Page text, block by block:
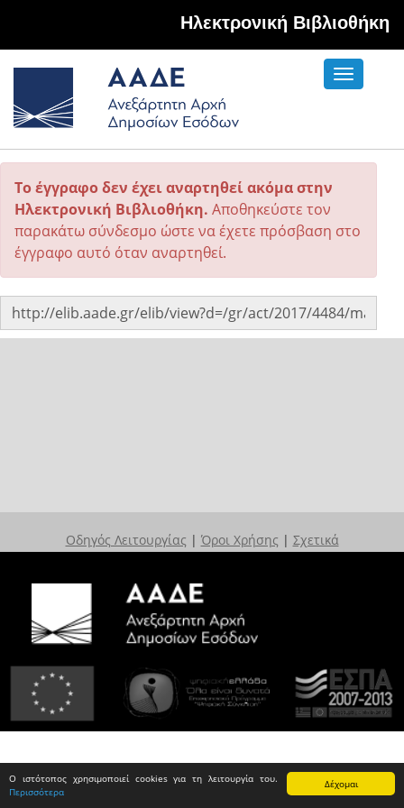
Δέχομαι
Ο ιστότοπος χρησιμοποιεί cookies για τη λειτουργία του.
Περισσότερα
Hλεκτρονική Βιβλιοθήκη
Toggle
Το έγγραφο δεν έχει αναρτηθεί ακόμα στην
Ηλεκτρονική Βιβλιοθήκη. Αποθηκεύστε τον
παρακάτω σύνδεσμο ώστε να έχετε πρόσβαση στο
έγγραφο αυτό όταν αναρτηθεί.
Οδηγός Λειτουργίας | Όροι Χρήσης | Σχετικά